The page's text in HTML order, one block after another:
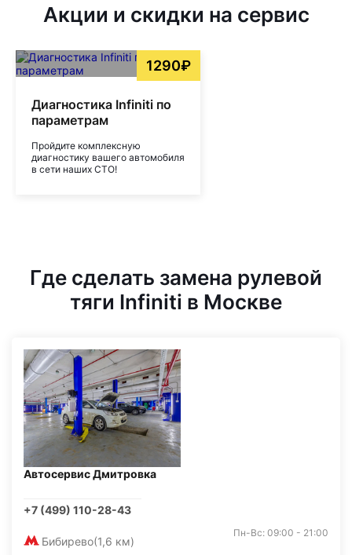
Акции и скидки на сервис
1290₽
Диагностика Infiniti по
параметрам
Пройдите комплексную
диагностику вашего автомобиля
в сети наших СТО!
Где сделать замена рулевой
тяги Infiniti в Москве
Автосервис Дмитровка
+7 (499) 110-28-43
Бибирево(1,6 км)
Пн-Вс: 09:00 - 21:00